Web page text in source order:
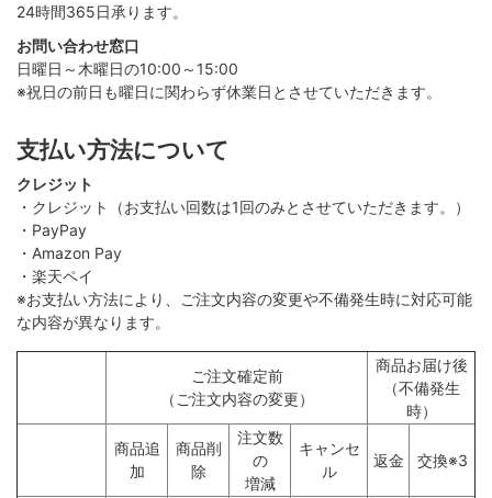
24時間365日承ります。
お問い合わせ窓口
日曜日～木曜日の10:00～15:00
※祝日の前日も曜日に関わらず休業日とさせていただきます。
支払い方法について
クレジット
・クレジット（お支払い回数は1回のみとさせていただきます。）
・PayPay
・Amazon Pay
・楽天ペイ
※お支払い方法により、ご注文内容の変更や不備発生時に対応可能
な内容が異なります。
ご注文確定前
（ご注文内容の変更）
商品お届け後
（不備発生
時）
商品追
加
商品削
除
注文数
の
増減
キャンセ
ル
返金 交換※3